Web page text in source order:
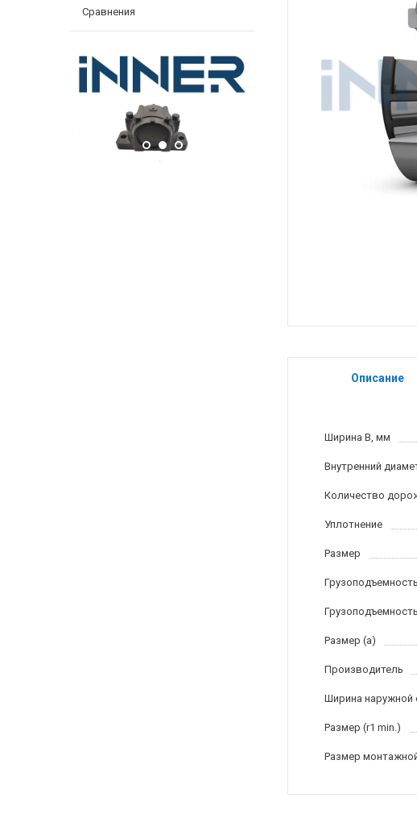
Сравнения
Описание
Ширина B, мм
Внутренний
Количество
Уплотнение
Размер
Размер (a)
Производитель
Ширина наружной
Размер (r1 min.)
Размер